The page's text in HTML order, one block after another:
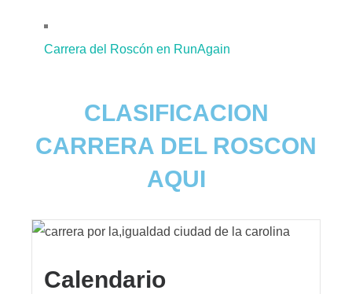
Carrera del Roscón en RunAgain
CLASIFICACION
CARRERA DEL ROSCON
AQUI
Calendario